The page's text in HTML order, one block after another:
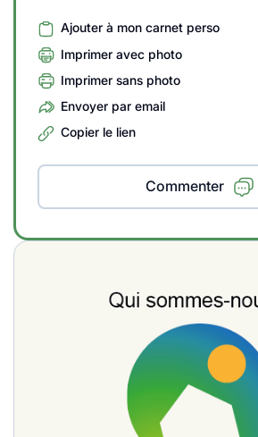
Ajouter à mon carnet perso
Imprimer avec photo
Imprimer sans photo
Envoyer par email
Copier le lien
Commenter